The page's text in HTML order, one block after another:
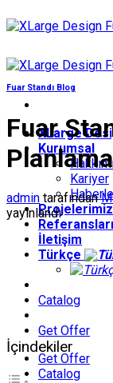
atla
XLarge
Kurumsal
Kariyer
Projelerimiz
İletişim
Türkçe
Catalog
Get Offer
Get Offer
Catalog
Fuar Standı Blog
Fuar
admin tarafından
yayınlandı
İçindekiler